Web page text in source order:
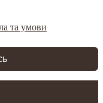
та умови